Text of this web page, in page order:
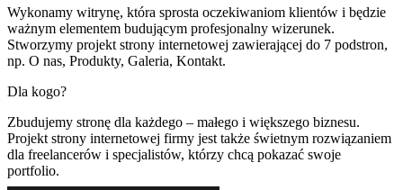
Wykonamy witrynę, która sprosta oczekiwaniom klientów i będzie
ważnym elementem budującym profesjonalny wizerunek.
Stworzymy projekt strony internetowej zawierającej do 7 podstron,
np. O nas, Produkty, Galeria, Kontakt.
Dla kogo?
Zbudujemy stronę dla każdego – małego i większego biznesu.
Projekt strony internetowej firmy jest także świetnym rozwiązaniem
dla freelancerów i specjalistów, którzy chcą pokazać swoje
portfolio.